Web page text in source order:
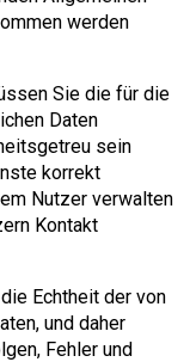
werden
Sie die für die
Daten
sein
korrekt
Nutzer verwalten
Kontakt
Echtheit der von
und daher
Fehler und